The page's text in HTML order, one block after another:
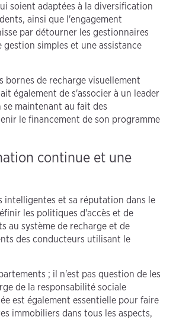
soient adaptées à la diversification
ainsi que l'engagement
par détourner les gestionnaires
simples et une assistance
de recharge visuellement
également de s'associer à un leader
maintenant au fait des
le financement de son programme
continue et une
intelligentes et sa réputation dans le
les politiques d'accès et de
au système de recharge et de
des conducteurs utilisant le
; il n'est pas question de les
de la responsabilité sociale
est également essentielle pour faire
immobiliers dans tous les aspects,